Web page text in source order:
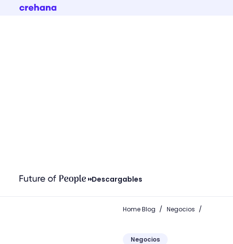
Descargables
Home Blog / Negocios /
Negocios